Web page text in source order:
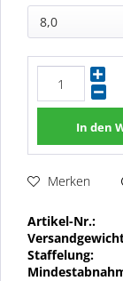
8,0
In den
Merken
Artikel-Nr.:
Staffelung: